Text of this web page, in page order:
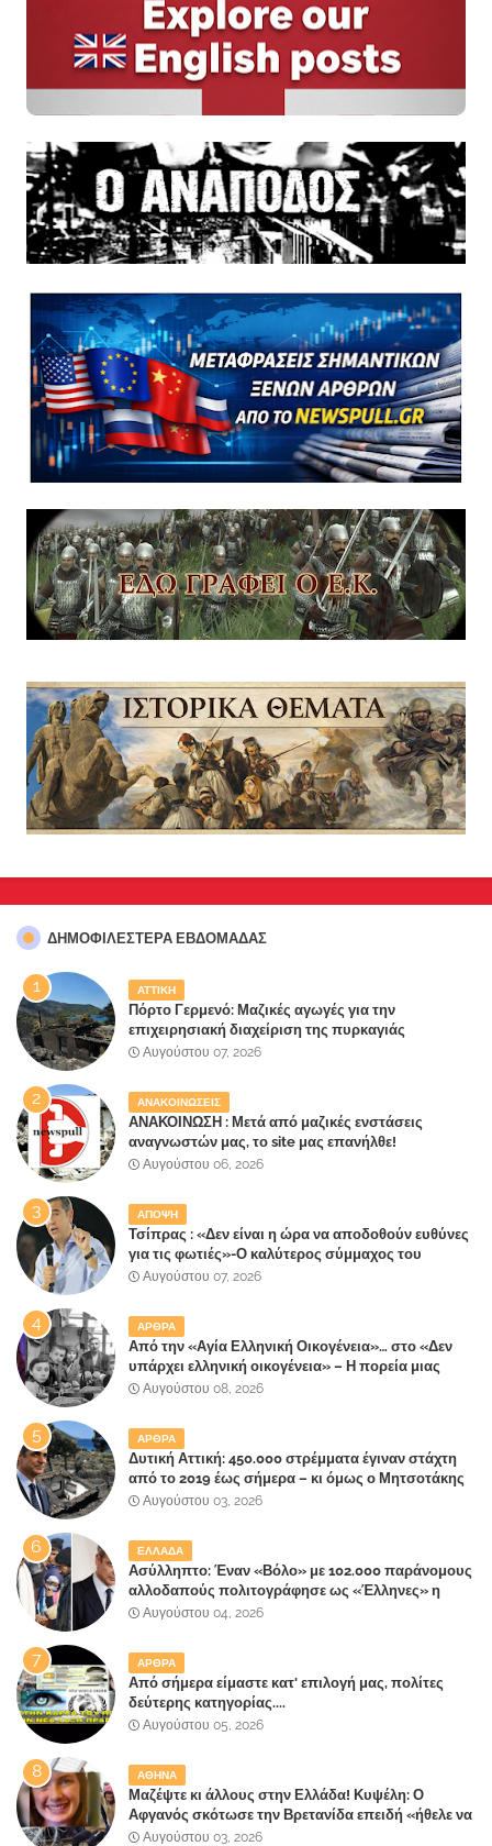
ΔΗΜΟΦΙΛΈΣΤΕΡΑ ΕΒΔΟΜΆΔΑΣ
ΑΤΤΙΚΗ
Πόρτο Γερμενό: Μαζικές αγωγές για την
επιχειρησιακή διαχείριση της πυρκαγιάς
ετοιμάζουν οι κάτοικοι!
Αυγούστου 07, 2026
ΑΝΑΚΟΙΝΩΣΕΙΣ
ΑΝΑΚΟΙΝΩΣΗ : Μετά από μαζικές ενστάσεις
αναγνωστών μας, το site μας επανήλθε!
Αυγούστου 06, 2026
ΑΠΟΨΗ
Τσίπρας : «Δεν είναι η ώρα να αποδοθούν ευθύνες
για τις φωτιές»-Ο καλύτερος σύμμαχος του
Μητσοτάκη
Αυγούστου 07, 2026
ΑΡΘΡΑ
Από την «Αγία Ελληνική Οικογένεια»… στο «Δεν
υπάρχει ελληνική οικογένεια» – Η πορεία μιας
κοινωνίας που κινδυνεύει να ξεχάσει ποια είναι
Αυγούστου 08, 2026
ΑΡΘΡΑ
Δυτική Αττική: 450.000 στρέμματα έγιναν στάχτη
από το 2019 έως σήμερα – κι όμως ο Μητσοτάκης
έλαβε 40% και 45% στις εκλογές του 2023,ενώ 50%
Αυγούστου 03, 2026
ΕΛΛΑΔΑ
Ασύλληπτο: Έναν «Βόλο» με 102.000 παράνομους
αλλοδαπούς πολιτογράφησε ως «Έλληνες» η
κυβέρνηση!
Αυγούστου 04, 2026
ΑΡΘΡΑ
Από σήμερα είμαστε κατ' επιλογή μας, πολίτες
δεύτερης κατηγορίας....
Αυγούστου 05, 2026
ΑΘΗΝΑ
Μαζέψτε κι άλλους στην Ελλάδα! Κυψέλη: Ο
Αφγανός σκότωσε την Βρετανίδα επειδή «ήθελε να
κάνει τη σύντροφό του χριστιανή»
Αυγούστου 03, 2026